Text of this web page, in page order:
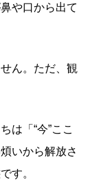
や口から出て
ん。ただ、観
は「“今”ここ
いから解放さ
す。